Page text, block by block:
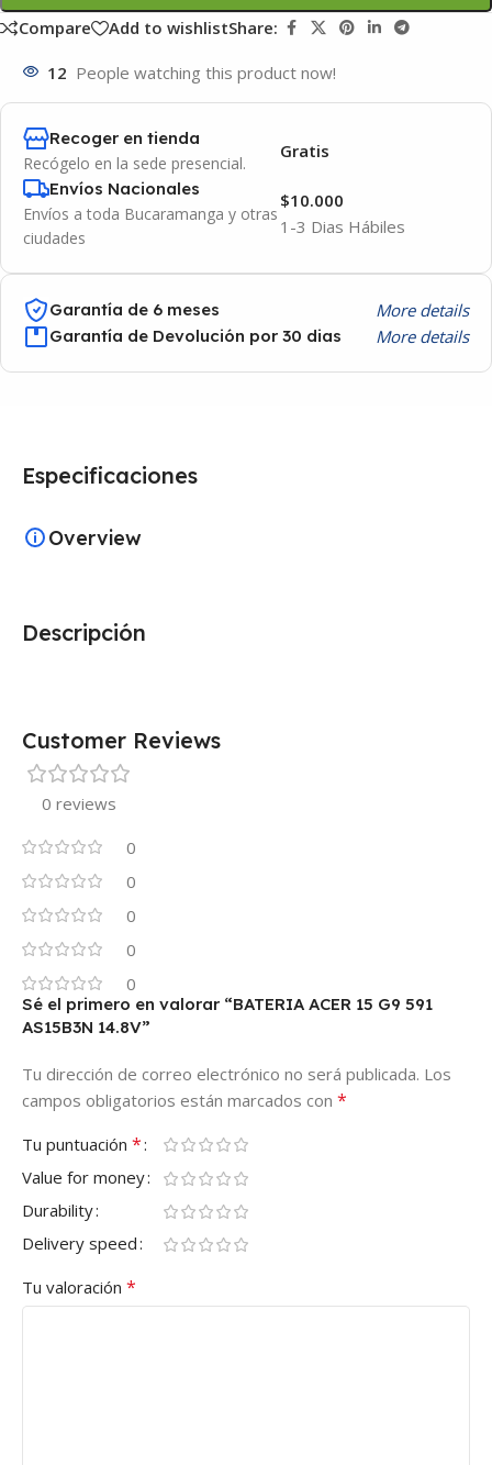
Compare Add to wishlistShare:
12 People watching this product now!
Recoger en tienda
Recógelo en la sede presencial.
Gratis
Envíos Nacionales
Envíos a toda Bucaramanga y otras
ciudades
1-3 Dias Hábiles
$10.000
Garantía de 6 meses More details
Garantía de Devolución por 30 dias More details
Descripción
Especificaciones
Overview
Customer Reviews
0 reviews
0
0
0
0
0
Sé el primero en valorar “BATERIA ACER 15 G9 591
AS15B3N 14.8V”
Tu dirección de correo electrónico no será publicada. Los
campos obligatorios están marcados con *
Tu puntuación *
Value for money
Durability
Delivery speed
Tu valoración *